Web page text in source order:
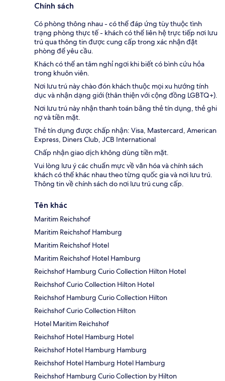
Chính sách
Có phòng thông nhau - có thể đáp ứng tùy thuộc tình
trạng phòng thực tế - khách có thể liên hệ trực tiếp nơi lưu
trú qua thông tin được cung cấp trong xác nhận đặt
phòng để yêu cầu.
Khách có thể an tâm nghỉ ngơi khi biết có bình cứu hỏa
trong khuôn viên.
Nơi lưu trú này chào đón khách thuộc mọi xu hướng tính
dục và nhận dạng giới (thân thiện với cộng đồng LGBTQ+).
Nơi lưu trú này nhận thanh toán bằng thẻ tín dụng, thẻ ghi
nợ và tiền mặt.
Thẻ tín dụng được chấp nhận: Visa, Mastercard, American
Express, Diners Club, JCB International
Chấp nhận giao dịch không dùng tiền mặt.
Vui lòng lưu ý các chuẩn mực về văn hóa và chính sách
khách có thể khác nhau theo từng quốc gia và nơi lưu trú.
Thông tin về chính sách do nơi lưu trú cung cấp.
Tên khác
Maritim Reichshof
Maritim Reichshof Hamburg
Maritim Reichshof Hotel
Maritim Reichshof Hotel Hamburg
Reichshof Hamburg Curio Collection Hilton Hotel
Reichshof Curio Collection Hilton Hotel
Reichshof Hamburg Curio Collection Hilton
Reichshof Curio Collection Hilton
Hotel Maritim Reichshof
Reichshof Hotel Hamburg Hotel
Reichshof Hotel Hamburg Hamburg
Reichshof Hotel Hamburg Hotel Hamburg
Reichshof Hamburg Curio Collection by Hilton